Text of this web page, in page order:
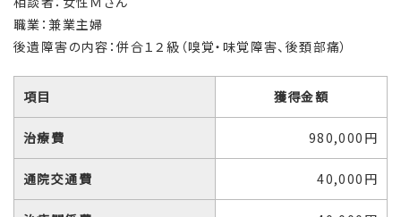
職業：兼業主婦
後遺障害の内容：併合１２級（嗅覚・味覚障害、後頚部痛）
項目 獲得金額
治療費 980,000円
通院交通費 40,000円